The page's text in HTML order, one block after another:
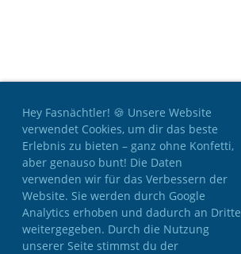
Hey Fasnächtler! 🍪 Unsere Website
verwendet Cookies, um dir das beste
Erlebnis zu bieten – ganz ohne Konfetti,
aber genauso bunt! Die Daten
verwenden wir für das Verbessern der
Website. Sie werden durch Google
Analytics erhoben und dadurch an Dritte
weitergegeben. Durch die Nutzung
unserer Seite stimmst du der